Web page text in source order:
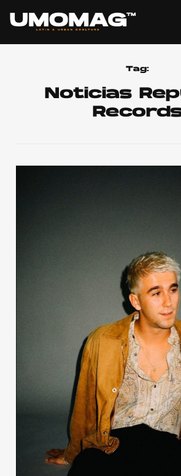
TV
Cover Story
Publicidad
Contacto
Aviso Legal
© 2015-2022 UMOMAG. PROPIEDAD DE UMO
DERECHOS RESERVADOS.
Tag:
Noticias